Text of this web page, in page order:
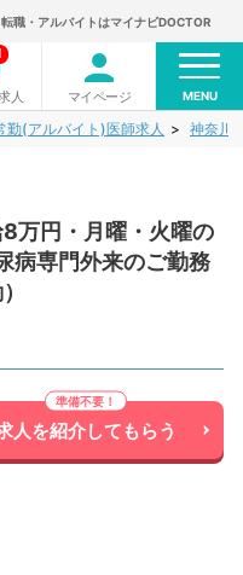
職・アルバイトはマイナビDOCTOR
人 マイページ MENU
勤(アルバイト)医師求人 神奈川
8万円・月曜・火曜の
病専門外来のご勤務
人を紹介してもらう